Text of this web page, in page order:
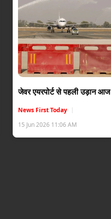
जेवर एयरपोर्ट से पहली उड़ान आज
News First Today
15 Jun 2026 11:06 AM